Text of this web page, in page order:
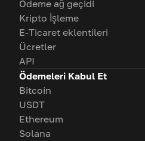
Ödeme ağ geçidi
Kripto İşleme
E-Ticaret eklentileri
Ücretler
API
Ödemeleri Kabul Et
Bitcoin
USDT
Ethereum
Solana